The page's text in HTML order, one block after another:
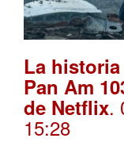
La historia
Pan Am
de Netflix.
15:28